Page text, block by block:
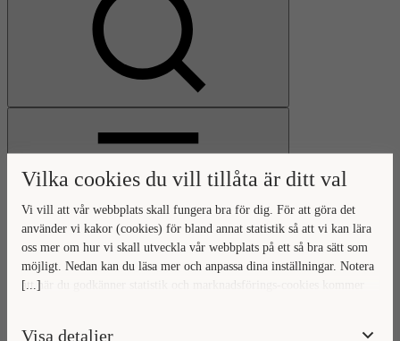
Vilka cookies du vill tillåta är ditt val
[...]
Vi vill att vår webbplats skall fungera bra för dig. För att göra det
använder vi kakor (cookies) för bland annat statistik så att vi kan lära
oss mer om hur vi skall utveckla vår webbplats på ett så bra sätt som
möjligt. Nedan kan du läsa mer och anpassa dina inställningar. Notera
att när du godkänner statistik och marknadsförings-cookies kommer
Visa detaljer
Öppna
huvudmeny
GåStäng
huvudmeny